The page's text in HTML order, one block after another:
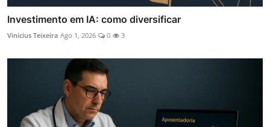
Investimento em IA: como diversificar
Vinicius Teixeira Ago 1, 2026 0 3